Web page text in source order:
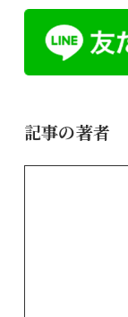
記事の著者